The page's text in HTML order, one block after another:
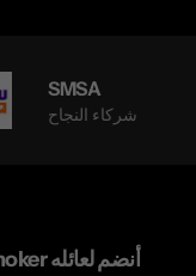
SMSA
شركاء النجاح
Az Smoker أنضم لعائله